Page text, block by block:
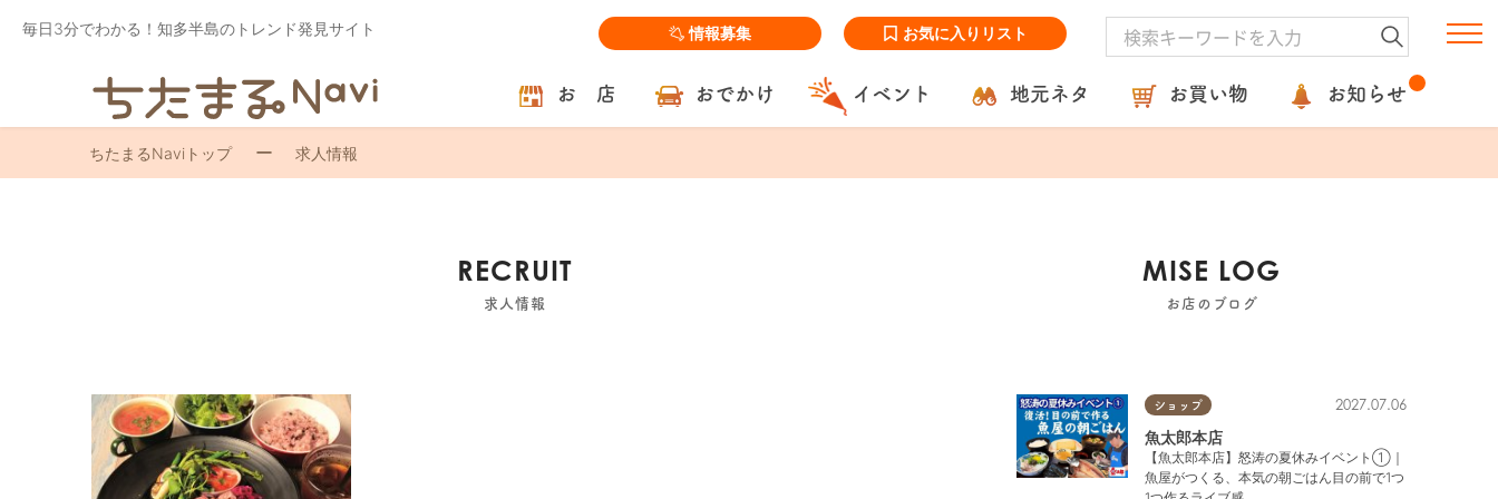
毎日3分でわかる！知多半島のトレンド発見サイト 情報募集 お気に入りリスト
お 店 おでかけ イベント 地元ネタ お買い物 お知らせ
ちたまるNaviトップ 求人情報
RECRUIT
求人情報
MISE LOG
お店のブログ
ショップ 2027.07.06
魚太郎本店
【魚太郎本店】怒涛の夏休みイベント①｜
魚屋がつくる、本気の朝ごはん目の前で1つ